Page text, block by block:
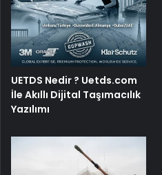
UETDS Nedir ? Uetds.com
İle Akıllı Dijital Taşımacılık
Yazılımı